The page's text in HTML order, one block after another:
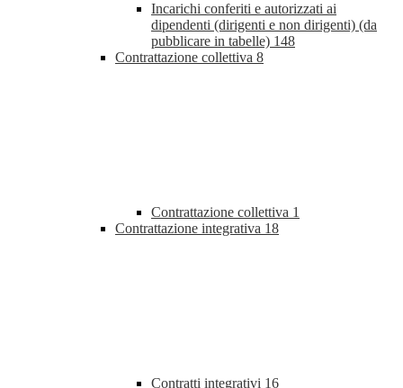
Incarichi conferiti e autorizzati ai
dipendenti (dirigenti e non dirigenti) (da
pubblicare in tabelle) 148
Contrattazione collettiva 8
Contrattazione collettiva 1
Contrattazione integrativa 18
Contratti integrativi 16